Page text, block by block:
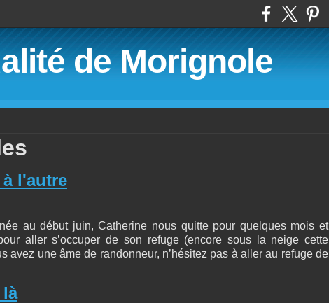
de Morignole
l'autre
au début juin, Catherine nous quitte pour quelques mois et
aller s’occuper de son refuge (encore sous la neige cette
une âme de randonneur, n’hésitez pas à aller au refuge de
là